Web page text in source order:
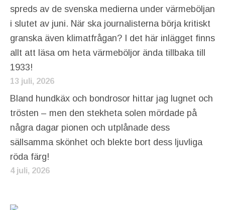
spreds av de svenska medierna under värmeböljan
i slutet av juni. När ska journalisterna börja kritiskt
granska även klimatfrågan? I det här inlägget finns
allt att läsa om heta värmeböljor ända tillbaka till
1933!
13 juli, 2026
Bland hundkäx och bondrosor hittar jag lugnet och
trösten – men den stekheta solen mördade på
några dagar pionen och utplånade dess
sällsamma skönhet och blekte bort dess ljuvliga
röda färg!
4 juli, 2026